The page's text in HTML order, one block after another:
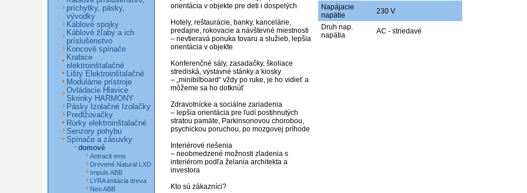
orientácia v objekte pre deti i dospelých
Hotely, reštaurácie, banky, kancelárie,
predajne, rokovacie a návštevné miestnosti
– nevtieravá ponuka tovaru a služieb, lepšia
orientácia v objekte
Konferenčné sály, zasadačky, školiace
strediská, výstavné stánky a kiosky
– „minibilboard“ vždy po ruke, je ho vidieť a
môžeme sa ho dotknúť
Zdravotnícke a sociálne zariadenia
– lepšia orientácia pre ľudí postihnutých
stratou pamäte, Parkinsonovou chorobou,
psychickou poruchou, po mozgovej príhode
Interiérové riešenia
– neobmedzené možnosti zladenia s
interiérom podľa želania architekta a
investora
Kto sú zákazníci?
Napájacie
napätie
230 V
Druh nap.
napätia
AC - striedavé
príchytky, pásky,
vývodky
Káblové spojky
Káblové žľaby a ich
príslušenstvo
Koncové spínače
Krabice
elektroinštalačné
Lišty Elektroinštalačné
Modulárne prístroje
Ovládacie Hlavice
Skrinky HARMONY
Pásky Izolačné Izolačky
Predlžovačky
Rúrky elektroinštalačné
Senzory pohybu
Spínače a zásuvky
domové
Antracit ems
Drevené Natural LXD
Impuls ABB
LYRA imitácia dreva
Neo ABB